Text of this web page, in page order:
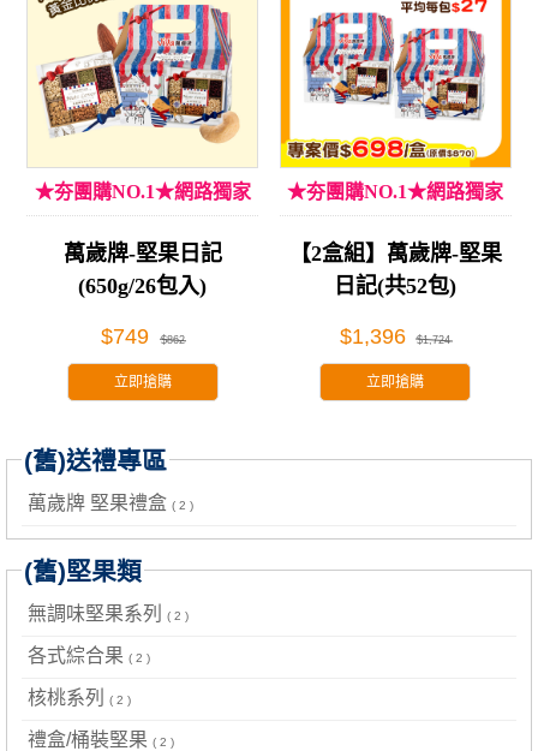
★夯團購NO.1★網路獨家
萬歲牌-堅果日記
(650g/26包入)
$749 $862
立即搶購
★夯團購NO.1★網路獨家
【2盒組】萬歲牌-堅果
日記(共52包)
$1,396 $1,724
立即搶購
(舊)送禮專區
萬歲牌 堅果禮盒 ( 2 )
(舊)堅果類
無調味堅果系列 ( 2 )
各式綜合果 ( 2 )
核桃系列 ( 2 )
禮盒/桶裝堅果 ( 2 )